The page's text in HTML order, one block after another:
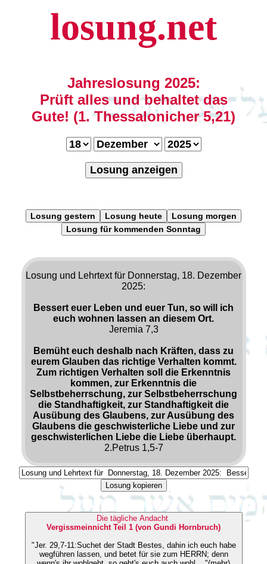
losung.net
Jahreslosung 2025:
Prüft alles und behaltet das
Gute! (1. Thessalonicher 5,21)
Losung anzeigen
Losung gestern Losung heute
Losung morgen
Losung für kommenden Sonntag
Losung und Lehrtext für Donnerstag, 18. Dezember
2025:
Bessert euer Leben und euer Tun, so will ich
euch wohnen lassen an diesem Ort.
Jeremia 7,3
Bemüht euch deshalb nach Kräften, dass zu
eurem Glauben das richtige Verhalten kommt.
Zum richtigen Verhalten soll die Erkenntnis
kommen, zur Erkenntnis die
Selbstbeherrschung, zur Selbstbeherrschung
die Standhaftigkeit, zur Standhaftigkeit die
Ausübung des Glaubens, zur Ausübung des
Glaubens die geschwisterliche Liebe und zur
geschwisterlichen Liebe die Liebe überhaupt.
2.Petrus 1,5-7
Losung kopieren
Die tägliche Andacht
Vergissmeinnicht Teil 1 (von Gundi Hornbruch)
"Jer. 29,7-11:Suchet der Stadt Bestes, dahin ich euch habe
wegführen lassen, und betet für sie zum HERRN; denn